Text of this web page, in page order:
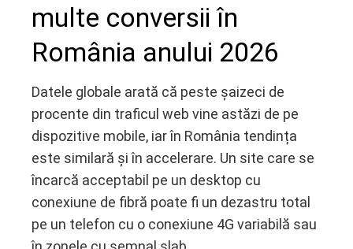
multe conversii în
România anului 2026
Datele globale arată că peste șaizeci de
procente din traficul web vine astăzi de pe
dispozitive mobile, iar în România tendința
este similară și în accelerare. Un site care se
încarcă acceptabil pe un desktop cu
conexiune de fibră poate fi un dezastru total
pe un telefon cu o conexiune 4G variabilă sau